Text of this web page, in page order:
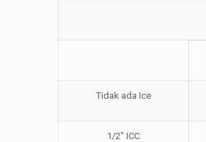
Tidak ada Ice
1/2″ ICC